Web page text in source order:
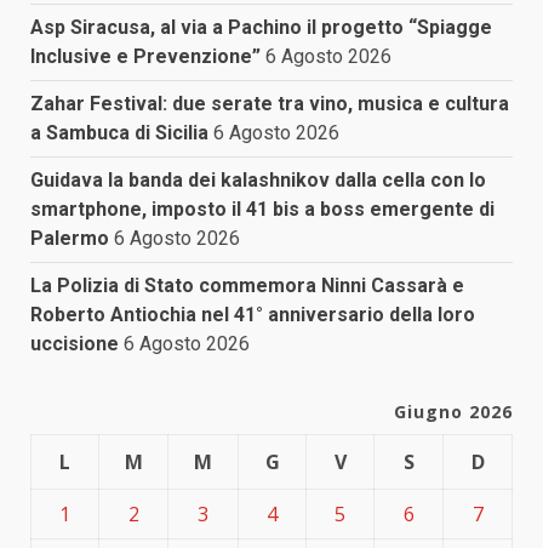
Asp Siracusa, al via a Pachino il progetto “Spiagge
Inclusive e Prevenzione” 6 Agosto 2026
Zahar Festival: due serate tra vino, musica e cultura
a Sambuca di Sicilia 6 Agosto 2026
Guidava la banda dei kalashnikov dalla cella con lo
smartphone, imposto il 41 bis a boss emergente di
Palermo 6 Agosto 2026
La Polizia di Stato commemora Ninni Cassarà e
Roberto Antiochia nel 41° anniversario della loro
uccisione 6 Agosto 2026
Giugno 2026
L M M G V S
D
1
2 3 4 5 6
7